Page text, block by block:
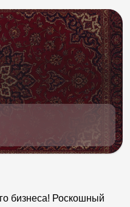
бизнеса! Роскошный